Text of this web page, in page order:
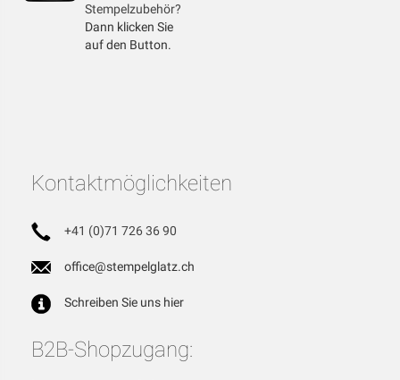
Stempelzubehör?
Dann klicken Sie
auf den Button.
Kontaktmöglichkeiten
+41 (0)71 726 36 90
office@stempelglatz.ch
Schreiben Sie uns hier
B2B-Shopzugang: